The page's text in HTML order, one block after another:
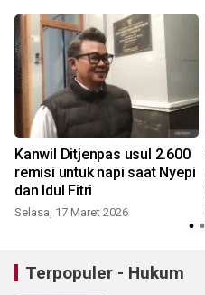
Kanwil Ditjenpas usul 2.600
remisi untuk napi saat Nyepi
dan Idul Fitri
Selasa, 17 Maret 2026
Terpopuler - Hukum